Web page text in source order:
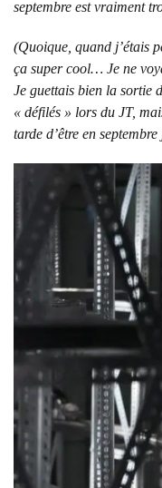
septembre est vraiment
(Quoique, quand j’étais
ça super cool… Je ne
Je guettais bien la sortie
« défilés » lors du JT,
tarde d’être en